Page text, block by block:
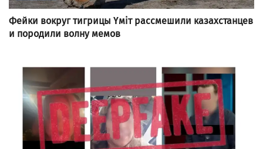
Фейки вокруг тигрицы Үміт рассмешили казахстанцев
и породили волну мемов